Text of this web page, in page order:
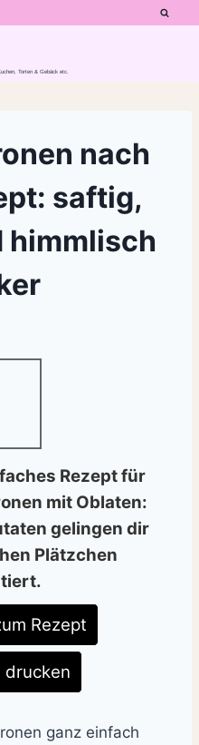
Torten & Gebäck etc.
nach
saftig,
himmlisch
Rezept für
mit Oblaten:
gelingen dir
Plätzchen
Rezept
ganz einfach